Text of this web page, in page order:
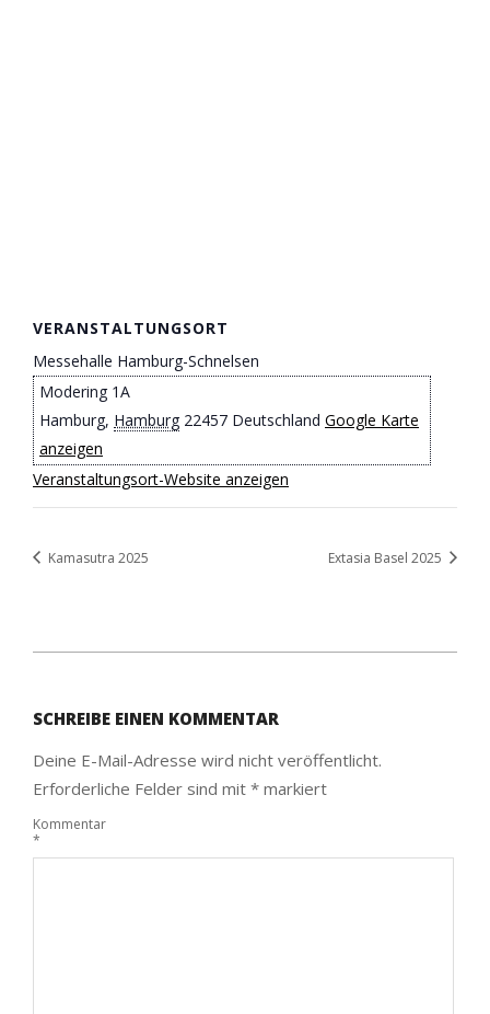
VERANSTALTUNGSORT
Messehalle Hamburg-Schnelsen
Modering 1A
Hamburg, Hamburg 22457 Deutschland Google Karte
anzeigen
Veranstaltungsort-Website anzeigen
Kamasutra 2025 Extasia Basel 2025
01
SCHREIBE EINEN KOMMENTAR
Deine E-Mail-Adresse wird nicht veröffentlicht.
Erforderliche Felder sind mit * markiert
Kommentar
*